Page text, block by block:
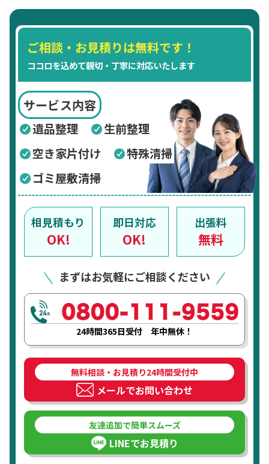
ご相談・お見積りは無料です！
ココロを込めて親切・丁寧に対応いたします
サービス内容
遺品整理
生前整理
空き家片付け
特殊清掃
ゴミ屋敷清掃
相見積もり
OK!
即日対応
OK!
出張料
無料
まずはお気軽にご相談ください
24時間365日受付 年中無休！
無料相談・お見積り24時間受付中
メールでお問い合わせ
友達追加で簡単スムーズ
LINEでお見積り